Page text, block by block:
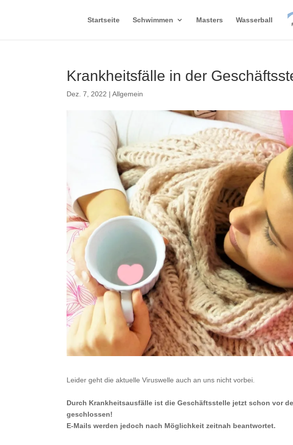
Startseite Schwimmen Masters Wasserball
Krankheitsfälle in der
Dez. 7, 2022 |Allgemein
Leider geht die aktuelle Viruswelle auch an uns nicht vorbei.
Durch Krankheitsausfälle ist die Geschäftsstelle jetzt schon vor
geschlossen!
E-Mails werden jedoch nach Möglichkeit zeitnah beantwortet.